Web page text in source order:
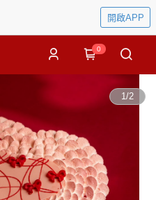
開啟APP
0
1/2